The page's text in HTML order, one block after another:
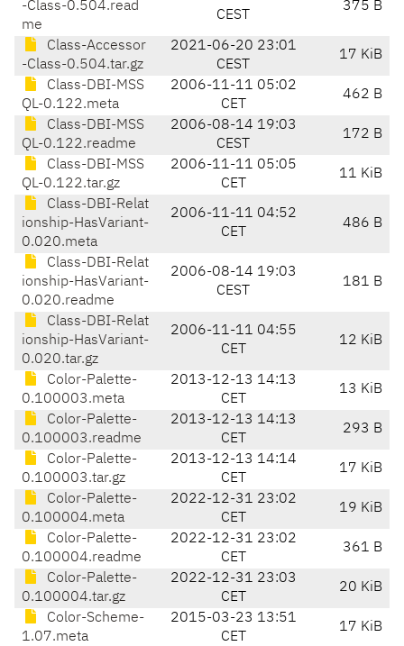
-Class-0.504.read
me
CEST
375 B
Class-Accessor
-Class-0.504.tar.gz
2021-06-20 23:01
CEST
17 KiB
Class-DBI-MSS
QL-0.122.meta
2006-11-11 05:02
CET
462 B
Class-DBI-MSS
QL-0.122.readme
2006-08-14 19:03
CEST
172 B
Class-DBI-MSS
QL-0.122.tar.gz
2006-11-11 05:05
CET
11 KiB
Class-DBI-Relat
ionship-HasVariant-
0.020.meta
2006-11-11 04:52
CET
486 B
Class-DBI-Relat
ionship-HasVariant-
0.020.readme
2006-08-14 19:03
CEST
181 B
Class-DBI-Relat
ionship-HasVariant-
0.020.tar.gz
2006-11-11 04:55
CET
12 KiB
Color-Palette-
0.100003.meta
2013-12-13 14:13
CET
13 KiB
Color-Palette-
0.100003.readme
2013-12-13 14:13
CET
293 B
Color-Palette-
0.100003.tar.gz
2013-12-13 14:14
CET
17 KiB
Color-Palette-
0.100004.meta
2022-12-31 23:02
CET
19 KiB
Color-Palette-
0.100004.readme
2022-12-31 23:02
CET
361 B
Color-Palette-
0.100004.tar.gz
2022-12-31 23:03
CET
20 KiB
Color-Scheme-
1.07.meta
2015-03-23 13:51
CET
17 KiB